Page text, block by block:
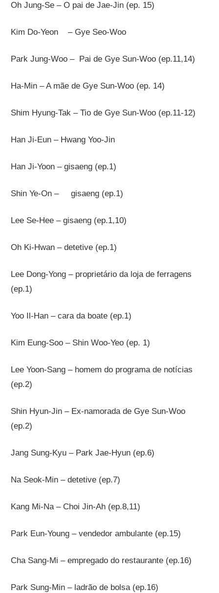
Oh Jung-Se – O pai de Jae-Jin (ep. 15)
Kim Do-Yeon – Gye Seo-Woo
Park Jung-Woo – Pai de Gye Sun-Woo (ep.11,14)
Ha-Min – A mãe de Gye Sun-Woo (ep. 14)
Shim Hyung-Tak – Tio de Gye Sun-Woo (ep.11-12)
Han Ji-Eun – Hwang Yoo-Jin
Han Ji-Yoon – gisaeng (ep.1)
Shin Ye-On – gisaeng (ep.1)
Lee Se-Hee – gisaeng (ep.1,10)
Oh Ki-Hwan – detetive (ep.1)
Lee Dong-Yong – proprietário da loja de ferragens
(ep.1)
Yoo Il-Han – cara da boate (ep.1)
Kim Eung-Soo – Shin Woo-Yeo (ep. 1)
Lee Yoon-Sang – homem do programa de notícias
(ep.2)
Shin Hyun-Jin – Ex-namorada de Gye Sun-Woo
(ep.2)
Jang Sung-Kyu – Park Jae-Hyun (ep.6)
Na Seok-Min – detetive (ep.7)
Kang Mi-Na – Choi Jin-Ah (ep.8,11)
Park Eun-Young – vendedor ambulante (ep.15)
Cha Sang-Mi – empregado do restaurante (ep.16)
Park Sung-Min – ladrão de bolsa (ep.16)